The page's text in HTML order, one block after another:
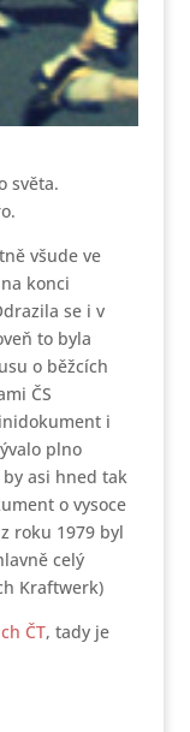
světa.
všude ve
konci
se i v
to byla
o běžcích
ČS
i
plno
asi hned tak
o vysoce
roku 1979 byl
celý
Kraftwerk)
ČT, tady je